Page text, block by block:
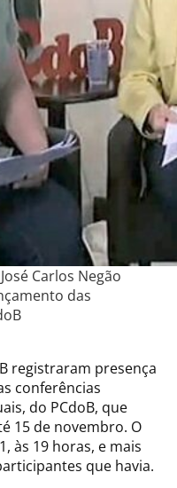
Carlos Negão
das
registraram presença
conferências
do PCdoB, que
15 de novembro. O
às 19 horas, e mais
que havia.